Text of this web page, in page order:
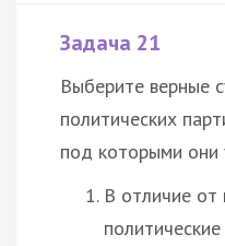
Задача 21
Выберите верные
политических
под которыми они
В отличие от